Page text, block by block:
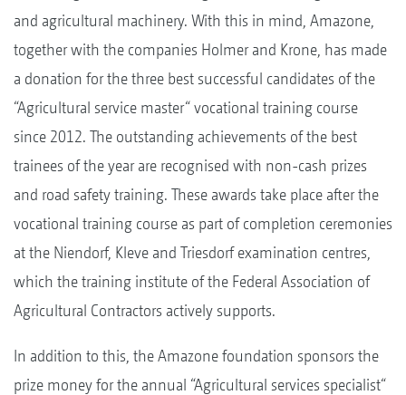
and agricultural machinery. With this in mind, Amazone,
together with the companies Holmer and Krone, has made
a donation for the three best successful candidates of the
“Agricultural service master“ vocational training course
since 2012. The outstanding achievements of the best
trainees of the year are recognised with non-cash prizes
and road safety training. These awards take place after the
vocational training course as part of completion ceremonies
at the Niendorf, Kleve and Triesdorf examination centres,
which the training institute of the Federal Association of
Agricultural Contractors actively supports.
In addition to this, the Amazone foundation sponsors the
prize money for the annual “Agricultural services specialist“